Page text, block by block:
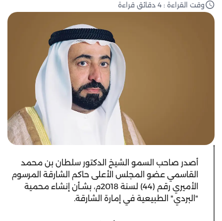
وقت القراءة : 4 دقائق قراءة
أصدر صاحب السمو الشيخ الدكتور سلطان بن محمد
القاسمي عضو المجلس الأعلى حاكم الشارقة المرسوم
الأميري رقم (44) لسنة 2018م، بشـأن إنشاء محمية
"البردي" الطبيعية في إمارة الشارقة.